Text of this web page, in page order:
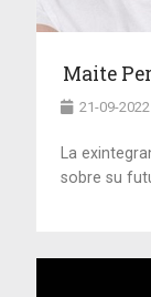
Maite
21-09-
La
sobre su